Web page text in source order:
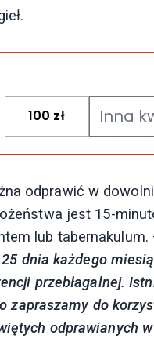
100 zł
odprawić w
jest 15-
lub
dnia każdego
przebłagalnej.
zapraszamy do
odprawianych